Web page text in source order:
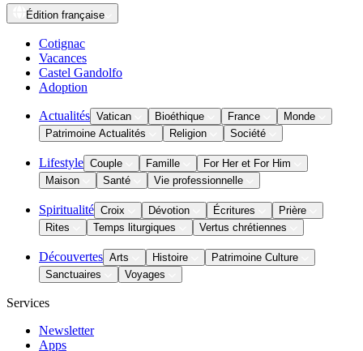
Édition française
Cotignac
Vacances
Castel Gandolfo
Adoption
Actualités Vatican Bioéthique France
Monde
Patrimoine Actualités
Religion Société
Lifestyle Couple Famille
For Her et For Him
Maison
Santé Vie professionnelle
Spiritualité Croix Dévotion Écritures
Prière
Rites
Temps liturgiques Vertus chrétiennes
Découvertes Arts Histoire
Patrimoine Culture
Sanctuaires
Voyages
Services
Newsletter
Apps